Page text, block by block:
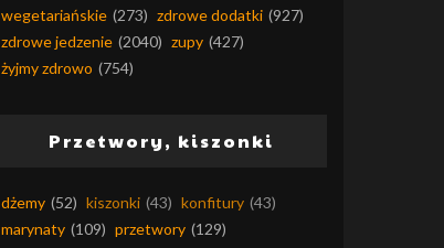
wegetariańskie (273) zdrowe dodatki (927)
zdrowe jedzenie (2040) zupy (427)
żyjmy zdrowo (754)
Przetwory, kiszonki
dżemy (52) kiszonki (43) konfitury (43)
marynaty (109) przetwory (129)